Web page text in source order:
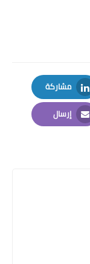
مشاركة
LinkedIn
إرسال
Email